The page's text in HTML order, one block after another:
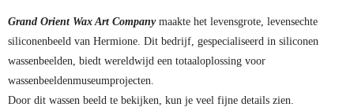
Grand Orient Wax Art Companymaakte het levensgrote, levensechte
siliconenbeeld van Hermione. Dit bedrijf, gespecialiseerd in siliconen
wassenbeelden, biedt wereldwijd een totaaloplossing voor
wassenbeeldenmuseumprojecten.
Door dit wassen beeld te bekijken, kun je veel fijne details zien.